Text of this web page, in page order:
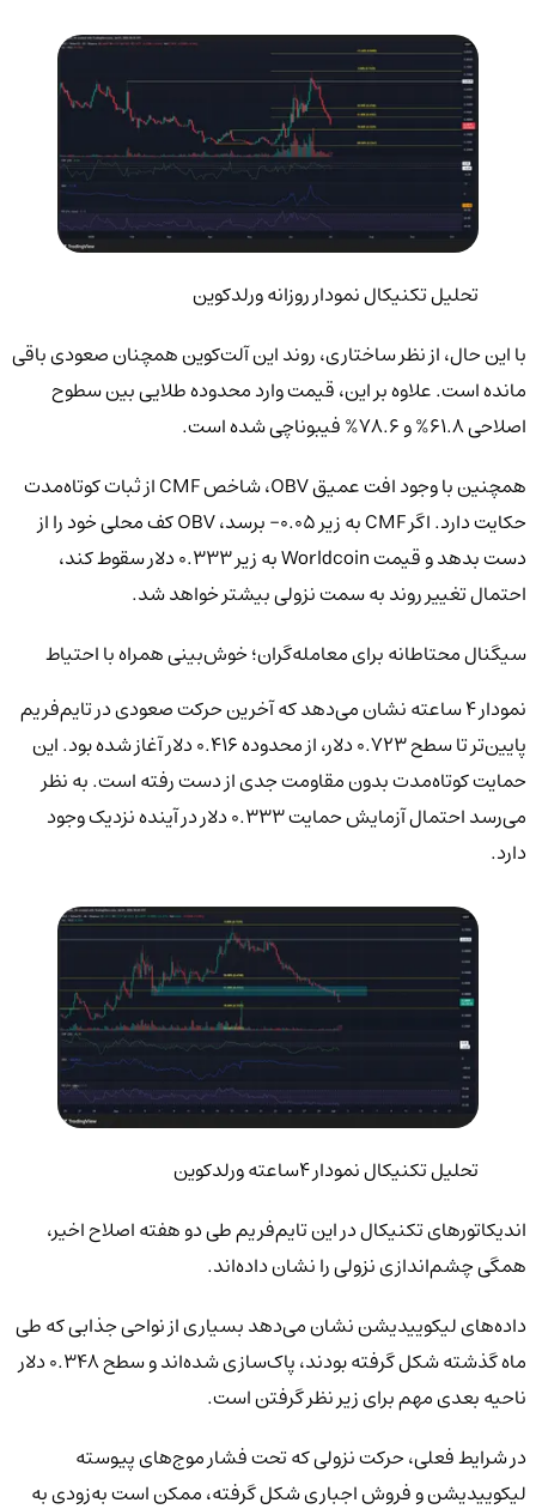
تحلیل تکنیکال نمودار روزانه ورلدکوین
با این حال، از نظر ساختاری، روند این آلت‌کوین همچنان صعودی باقی
مانده است. علاوه بر این، قیمت وارد محدوده طلایی بین سطوح
اصلاحی 61.8% و 78.6% فیبوناچی شده است.
همچنین با وجود افت عمیق OBV، شاخص CMF از ثبات کوتاه‌مدت
حکایت دارد. اگر CMF به زیر 0.05- برسد، OBV کف محلی خود را از
دست بدهد و قیمت Worldcoin به زیر 0.333 دلار سقوط کند،
احتمال تغییر روند به سمت نزولی بیشتر خواهد شد.
سیگنال محتاطانه برای معامله‌گران؛ خوش‌بینی همراه با احتیاط
نمودار 4 ساعته نشان می‌دهد که آخرین حرکت صعودی در تایم‌فریم
پایین‌تر تا سطح 0.723 دلار، از محدوده 0.416 دلار آغاز شده بود. این
حمایت کوتاه‌مدت بدون مقاومت جدی از دست رفته است. به نظر
می‌رسد احتمال آزمایش حمایت 0.333 دلار در آینده نزدیک وجود
دارد.
تحلیل تکنیکال نمودار 4ساعته ورلدکوین
اندیکاتورهای تکنیکال در این تایم‌فریم طی دو هفته اصلاح اخیر،
همگی چشم‌اندازی نزولی را نشان داده‌اند.
داده‌های لیکوییدیشن نشان می‌دهد بسیاری از نواحی جذابی که طی
ماه گذشته شکل گرفته بودند، پاک‌سازی شده‌اند و سطح 0.348 دلار
ناحیه بعدی مهم برای زیر نظر گرفتن است.
در شرایط فعلی، حرکت نزولی که تحت فشار موج‌های پیوسته
لیکوییدیشن و فروش اجباری شکل گرفته، ممکن است به‌زودی به